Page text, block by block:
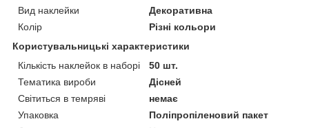
Вид наклейки
Декоративна
Колір
Різні кольори
Користувальницькі характеристики
Кількість наклейок в наборі
50 шт.
Тематика вироби
Дісней
Світиться в темряві
немає
Упаковка
Поліпропіленовий пакет